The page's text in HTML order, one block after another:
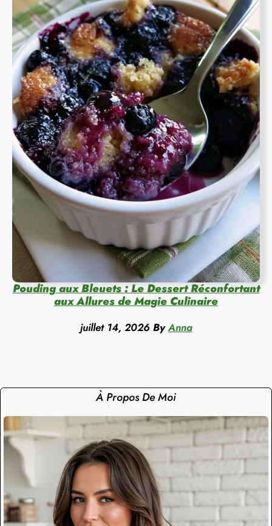
Pouding aux Bleuets : Le Dessert Réconfortant
aux Allures de Magie Culinaire
juillet 14, 2026 By Anna
À Propos De Moi